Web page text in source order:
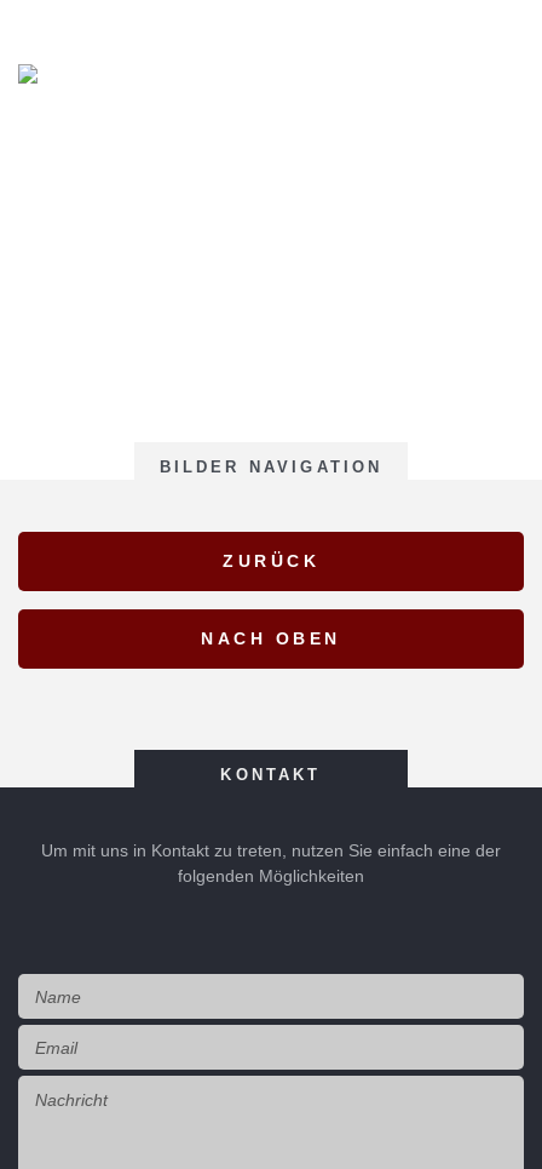
BILDER NAVIGATION
KONTAKT
Um mit uns in Kontakt zu treten, nutzen Sie einfach eine der
folgenden Möglichkeiten